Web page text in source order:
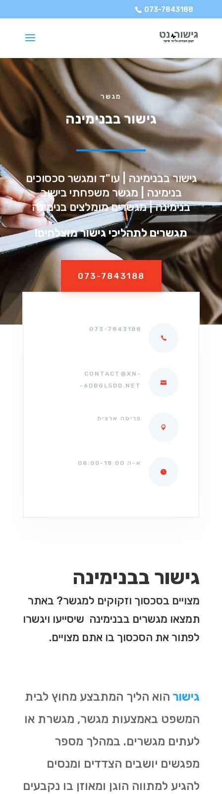
073-7843188
מגשר
גישור בבנימינה
גישור בבנימינה | עו"ד ומגשר סכסוכים
בנימינה | מגשר משפחתי בישוב
בנימינה | מגשרים מומלצים בנימינה
מגשרים לתהליכי גישור מוצלחים!
073-7843188
073-7843188
CONTACT@XN-
-6DBGL5DD.NET
פריסה ארצית
א-ה 08:00-18:00
גישור בבנימינה
מצויים בסכסוך וזקוקים למגשר? באתר
תמצאו מגשרים בבנימינה שיסייעו ויגשרו
לפתור את הסכסוך בו אתם מצויים.
גישור הוא הליך המתבצע מחוץ לבית
המשפט באמצעות מגשר, מגשרת או
לעתים מגשרים. במהלך מספר
מפגשים יושבים הצדדים ומנסים
להגיע למתווה הוגן ומאוזן בו נקבעים